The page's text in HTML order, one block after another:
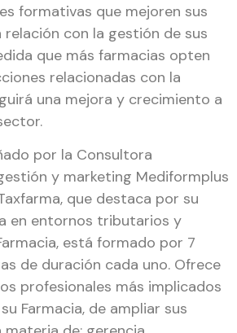
formativas que mejoren sus
con la gestión de sus
que más farmacias opten
relacionadas con la
una mejora y crecimiento a
por la Consultora
y marketing Mediformplus
que destaca por su
en entornos tributarios y
está formado por 7
de duración cada uno. Ofrece
profesionales más implicados
Farmacia, de ampliar sus